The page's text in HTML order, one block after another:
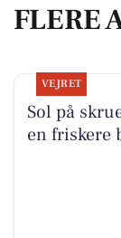
FLERE
VEJRET
Sol på
en friskere